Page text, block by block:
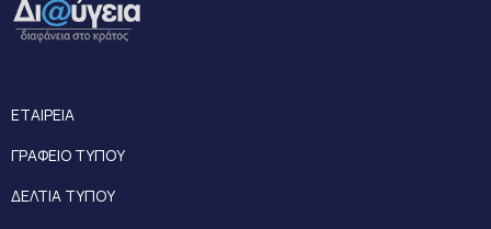
ΕΤΑΙΡΕΙΑ
ΓΡΑΦΕΙΟ ΤΥΠΟΥ
ΔΕΛΤΙΑ ΤΥΠΟΥ